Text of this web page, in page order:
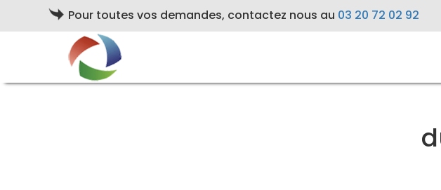
Pour toutes vos demandes, contactez nous au 03 20 72 02 92